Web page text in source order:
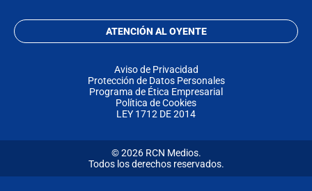
ATENCIÓN AL OYENTE
Aviso de Privacidad
Protección de Datos Personales
Programa de Ética Empresarial
Política de Cookies
LEY 1712 DE 2014
© 2026 RCN Medios.
Todos los derechos reservados.